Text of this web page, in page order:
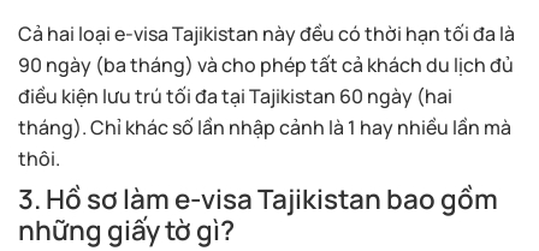
Cả hai loại e-visa Tajikistan này đều có thời hạn tối đa là
90 ngày (ba tháng) và cho phép tất cả khách du lịch đủ
điều kiện lưu trú tối đa tại Tajikistan 60 ngày (hai
tháng). Chỉ khác số lần nhập cảnh là 1 hay nhiều lần mà
thôi.
3. Hồ sơ làm e-visa Tajikistan bao gồm
những giấy tờ gì?